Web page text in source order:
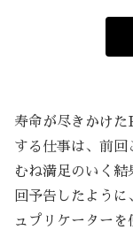
寿命が尽きかけ
する仕事は、前回
むね満足のいく
回予告したよう
ュプリケーター